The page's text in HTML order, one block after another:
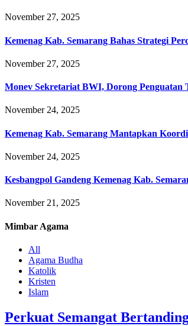
November 27, 2025
Kemenag Kab. Semarang Bahas Strategi
November 27, 2025
Monev Sekretariat BWI, Dorong Penguatan
November 24, 2025
Kemenag Kab. Semarang Mantapkan
November 24, 2025
Kesbangpol Gandeng Kemenag Kab.
November 21, 2025
Mimbar Agama
All
Agama Budha
Katolik
Kristen
Islam
Perkuat Semangat